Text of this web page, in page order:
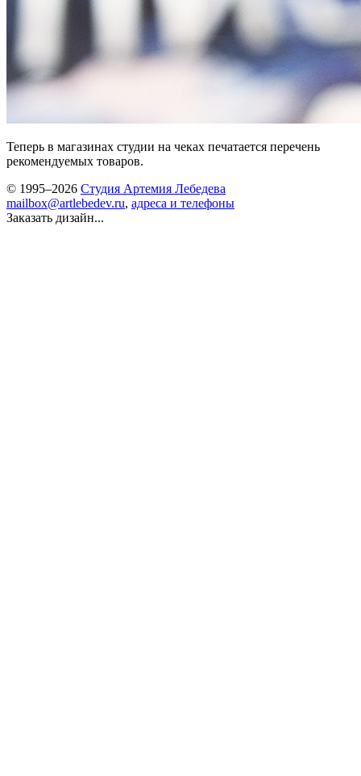
Теперь в магазинах студии на чеках печатается перечень
рекомендуемых товаров.
© 1995–2026 Студия Артемия Лебедева
mailbox@artlebedev.ru, адреса и телефоны
Заказать дизайн...